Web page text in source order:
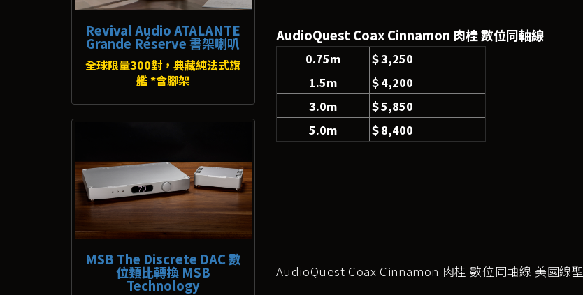
Revival Audio ATALANTE
Grande Réserve 書架喇叭
全球限量300對，典藏純法式旗
艦 *含腳架
MSB The Discrete DAC 數
位類比轉換 MSB
Technology
AudioQuest Coax Cinnamon 肉桂 數位同軸線
0.75m
＄3,250
1.5m
＄4,200
3.0m
＄5,850
5.0m
＄8,400
AudioQuest Coax Cinnamon 肉桂 數位同軸線 美國線聖